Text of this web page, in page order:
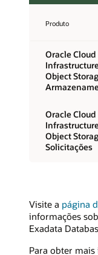
Produto
Oracle Cloud
Object
Oracle Cloud
Object
Solicitações
Visite a página
informações
Exadata
Para obter